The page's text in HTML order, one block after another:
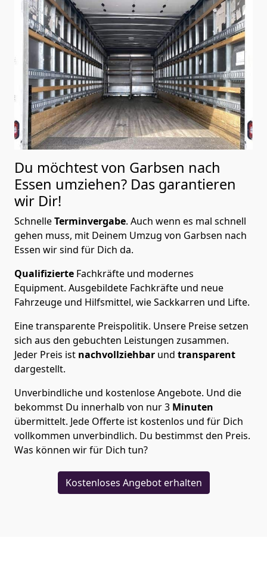
Du möchtest von Garbsen nach
Essen umziehen? Das garantieren
wir Dir!
SchnelleTerminvergabe. Auch wenn es mal schnell
gehen muss, mit Deinem Umzug von Garbsen nach
Essen wir sind für Dich da.
Qualifizierte Fachkräfte und modernes
Equipment. Ausgebildete Fachkräfte und neue
Fahrzeuge und Hilfsmittel, wie Sackkarren und Lifte.
Eine transparente Preispolitik. Unsere Preise setzen
sich aus den gebuchten Leistungen zusammen.
Jeder Preis ist nachvollziehbar und transparent
dargestellt.
Unverbindliche und kostenlose Angebote. Und die
bekommst Du innerhalb von nur3 Minuten
übermittelt. Jede Offerte ist kostenlos und für Dich
vollkommen unverbindlich. Du bestimmst den Preis.
Was können wir für Dich tun?
Kostenloses Angebot erhalten